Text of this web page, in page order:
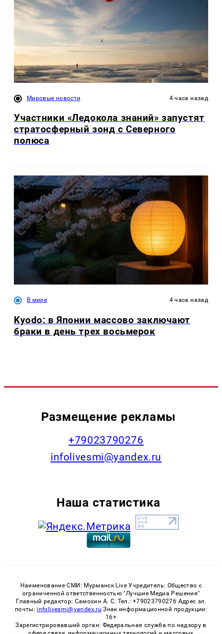
Мировые новости 4 часа назад
Участники «Ледокола знаний» запустят
стратосферный зонд с Северного
полюса
В мире 4 часа назад
Kyodo: в Японии массово заключают
браки в день трех восьмерок
Размещение рекламы
+79023790276
infolivesmi@yandex.ru
Наша статистика
Наименование СМИ: Мурманск Live Учредитель: Общество с
ограниченной ответственностью "Лучшие Медиа Решения"
Главный редактор: Самохин А. С. Тел.: +79023790276 Адрес эл.
почты: infolivesmi@yandex.ru Знак информационной продукции:
16+
Зарегистрировавший орган: Федеральная служба по надзору в